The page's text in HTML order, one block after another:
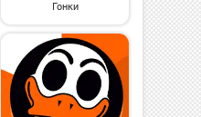
Гонки